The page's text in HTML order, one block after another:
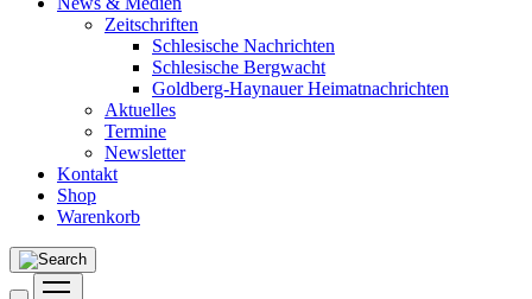
Zeitschriften
Schlesische Nachrichten
Schlesische Bergwacht
Goldberg-Haynauer Heimatnachrichten
Aktuelles
Termine
Newsletter
Kontakt
Shop
Warenkorb